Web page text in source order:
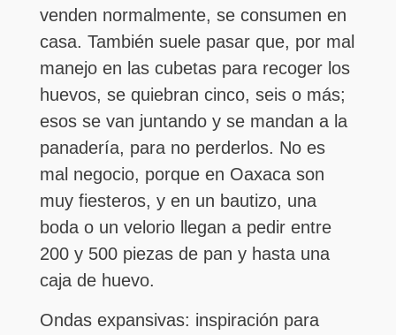
venden normalmente, se consumen en
casa. También suele pasar que, por mal
manejo en las cubetas para recoger los
huevos, se quiebran cinco, seis o más;
esos se van juntando y se mandan a la
panadería, para no perderlos. No es
mal negocio, porque en Oaxaca son
muy fiesteros, y en un bautizo, una
boda o un velorio llegan a pedir entre
200 y 500 piezas de pan y hasta una
caja de huevo.
Ondas expansivas: inspiración para